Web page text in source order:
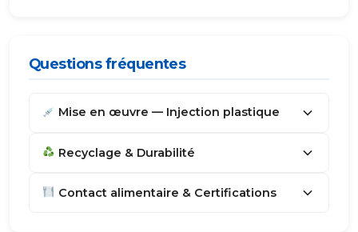
Questions fréquentes
Mise en œuvre — Injection plastique
Recyclage & Durabilité
Contact alimentaire & Certifications